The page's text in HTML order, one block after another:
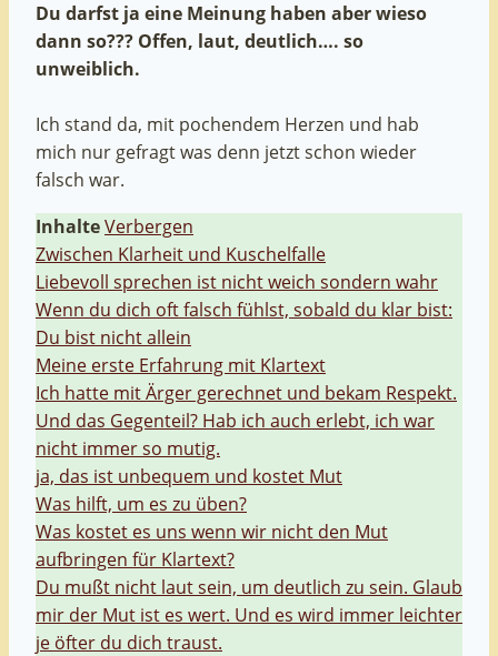
Du darfst ja eine Meinung haben aber wieso
dann so??? Offen, laut, deutlich…. so
unweiblich.
Ich stand da, mit pochendem Herzen und hab
mich nur gefragt was denn jetzt schon wieder
falsch war.
InhalteVerbergen
Zwischen Klarheit und Kuschelfalle
Liebevoll sprechen ist nicht weich sondern wahr
Wenn du dich oft falsch fühlst, sobald du klar bist:
Du bist nicht allein
Meine erste Erfahrung mit Klartext
Ich hatte mit Ärger gerechnet und bekam Respekt.
Und das Gegenteil? Hab ich auch erlebt, ich war
nicht immer so mutig.
ja, das ist unbequem und kostet Mut
Was hilft, um es zu üben?
Was kostet es uns wenn wir nicht den Mut
aufbringen für Klartext?
Du mußt nicht laut sein, um deutlich zu sein. Glaub
mir der Mut ist es wert. Und es wird immer leichter
je öfter du dich traust.